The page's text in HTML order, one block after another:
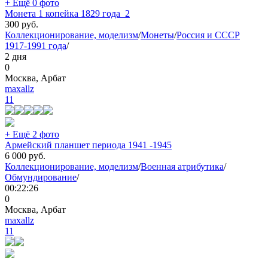
+ Ещё 0 фото
Монета 1 копейка 1829 года_2
300 руб.
Коллекционирование, моделизм/Монеты/Россия и СССР
1917-1991 года/
2 дня
0
Москва, Арбат
maxallz
11
+ Ещё 2 фото
Армейский планшет периода 1941 -1945
6 000 руб.
Коллекционирование, моделизм/Военная атрибутика/
Обмундирование/
00:22:26
0
Москва, Арбат
maxallz
11